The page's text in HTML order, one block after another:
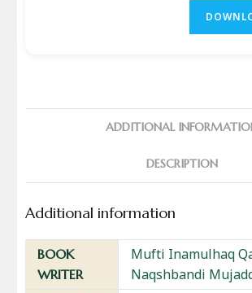
ADDITIONAL
DESCRIPTION
Additional information
BOOK
WRITER
Mufti Inamulhaq
Naqshbandi